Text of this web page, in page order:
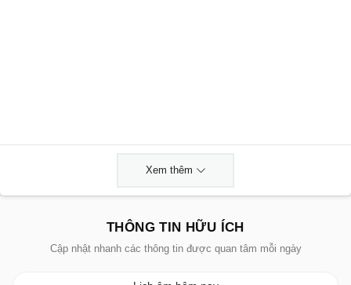
Xem thêm
THÔNG TIN HỮU ÍCH
Cập nhật nhanh các thông tin được quan tâm mỗi ngày